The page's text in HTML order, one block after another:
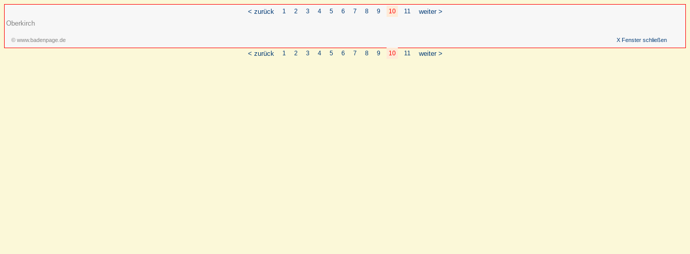
< zurück 1 2 3 4 5 6 7 8 9 10 11
weiter >
Oberkirch
© www.badenpage.de X Fenster schließen
< zurück 1 2 3 4 5 6 7 8 9 10 11 weiter >